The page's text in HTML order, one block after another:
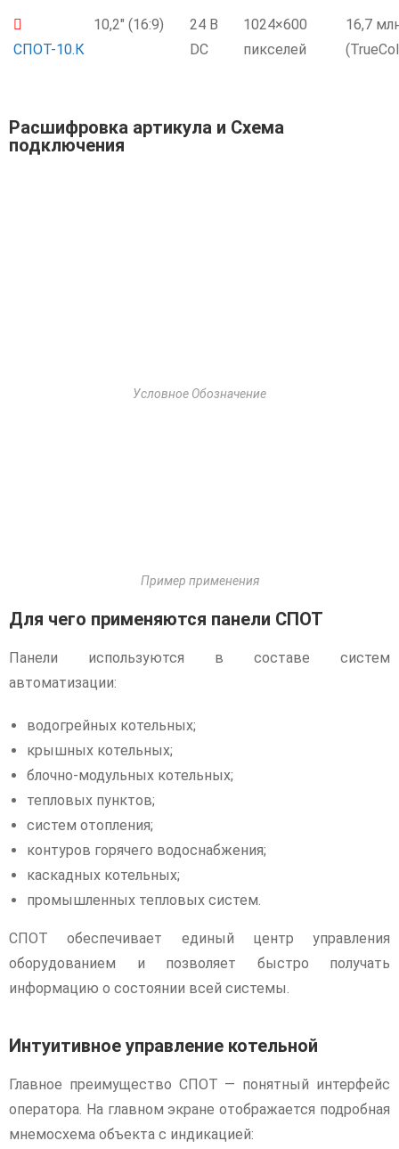
СПОТ-10.К
10,2" (16:9)
24 В
DC
1024×600
пикселей
16,7
Расшифровка артикула и Схема
подключения
Условное Обозначение
Пример применения
Для чего применяются панели СПОТ
Панели используются в составе систем
автоматизации:
водогрейных котельных;
крышных котельных;
блочно-модульных котельных;
тепловых пунктов;
систем отопления;
контуров горячего водоснабжения;
каскадных котельных;
промышленных тепловых систем.
СПОТ обеспечивает единый центр управления
оборудованием и позволяет быстро получать
информацию о состоянии всей системы.
Интуитивное управление котельной
Главное преимущество СПОТ — понятный интерфейс
оператора. На главном экране отображается подробная
мнемосхема объекта с индикацией: